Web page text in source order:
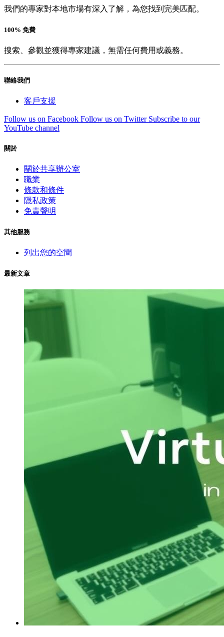
我們的專家對本地市場有深入了解，為您找到完美匹配。
100% 免費
搜索、參觀並獲得專家建議，無需任何費用或義務。
聯絡我們
客戶支援
Follow us on Facebook Follow us on Twitter Subscribe to our
YouTube channel
關於
關於共享辦公室
職業
條款和條件
隱私政策
免責聲明
其他服務
列出您的空間
最新文章